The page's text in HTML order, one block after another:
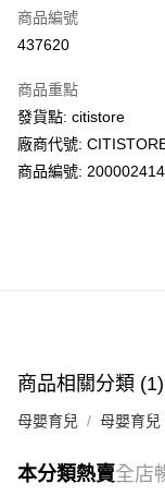
AlipayHK
WeChat Pay
送貨方式
每筆HK$50.00，滿
UNY 門市自取
商品編號
437620
商品重點
發貨點: citistore
廠商代號:
商品編號:
商品相關分類 (1)
母嬰育兒 母嬰育兒
本分類熱賣全店